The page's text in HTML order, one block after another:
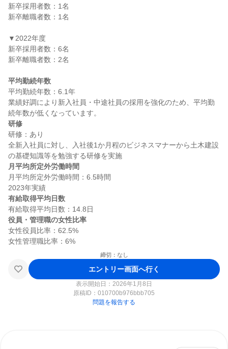
新卒採用者数：1名
新卒離職者数：1名
▼2022年度
新卒採用者数：6名
新卒離職者数：2名
平均勤続年数
平均勤続年数：6.1年
業績好調により新入社員・中途社員の採用を強化のため、平均勤
研修
研修：あり
全新入社員に対し、入社後1か月程のビジネスマナーから土木建設
月平均所定外労働時間
月平均所定外労働時間：6.5時間
有給取得平均日数
役員・管理職の女性比率
女性役員比率：62.5%
締切：なし
エントリー画面へ行く
表示開始日：2026年1月8日
原稿ID： 010700b976bbb705
問題を報告する